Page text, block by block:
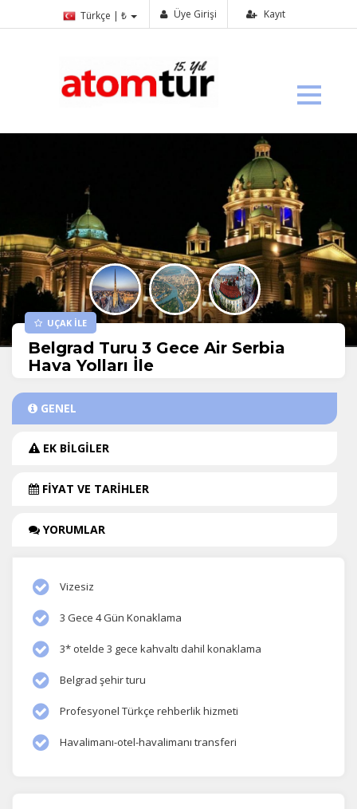
Türkçe | ₺ Üye Girişi Kayıt
UÇAK İLE
Belgrad Turu 3 Gece Air Serbia
Hava Yolları İle
GENEL
EK BİLGİLER
FİYAT VE TARİHLER
YORUMLAR
Vizesiz
3 Gece 4 Gün Konaklama
3* otelde 3 gece kahvaltı dahil konaklama
Belgrad şehir turu
Profesyonel Türkçe rehberlik hizmeti
Havalimanı-otel-havalimanı transferi